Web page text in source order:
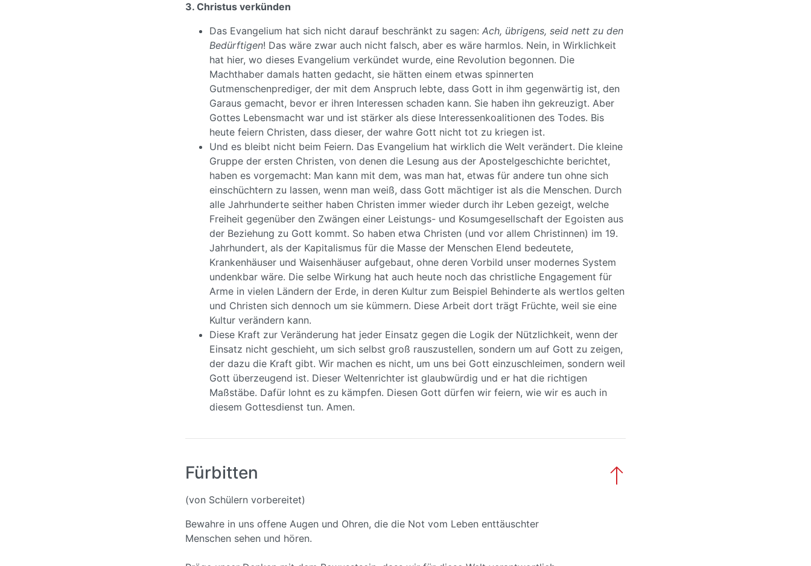
3. Christus verkünden
Das Evangelium hat sich nicht darauf beschränkt zu sagen: Ach, übrigens, seid nett zu den
Bedürftigen! Das wäre zwar auch nicht falsch, aber es wäre harmlos. Nein, in Wirklichkeit
hat hier, wo dieses Evangelium verkündet wurde, eine Revolution begonnen. Die
Machthaber damals hatten gedacht, sie hätten einem etwas spinnerten
Gutmenschenprediger, der mit dem Anspruch lebte, dass Gott in ihm gegenwärtig ist, den
Garaus gemacht, bevor er ihren Interessen schaden kann. Sie haben ihn gekreuzigt. Aber
Gottes Lebensmacht war und ist stärker als diese Interessenkoalitionen des Todes. Bis
heute feiern Christen, dass dieser, der wahre Gott nicht tot zu kriegen ist.
Und es bleibt nicht beim Feiern. Das Evangelium hat wirklich die Welt verändert. Die kleine
Gruppe der ersten Christen, von denen die Lesung aus der Apostelgeschichte berichtet,
haben es vorgemacht: Man kann mit dem, was man hat, etwas für andere tun ohne sich
einschüchtern zu lassen, wenn man weiß, dass Gott mächtiger ist als die Menschen. Durch
alle Jahrhunderte seither haben Christen immer wieder durch ihr Leben gezeigt, welche
Freiheit gegenüber den Zwängen einer Leistungs- und Kosumgesellschaft der Egoisten aus
der Beziehung zu Gott kommt. So haben etwa Christen (und vor allem Christinnen) im 19.
Jahrhundert, als der Kapitalismus für die Masse der Menschen Elend bedeutete,
Krankenhäuser und Waisenhäuser aufgebaut, ohne deren Vorbild unser modernes System
undenkbar wäre. Die selbe Wirkung hat auch heute noch das christliche Engagement für
Arme in vielen Ländern der Erde, in deren Kultur zum Beispiel Behinderte als wertlos gelten
und Christen sich dennoch um sie kümmern. Diese Arbeit dort trägt Früchte, weil sie eine
Kultur verändern kann.
Diese Kraft zur Veränderung hat jeder Einsatz gegen die Logik der Nützlichkeit, wenn der
Einsatz nicht geschieht, um sich selbst groß rauszustellen, sondern um auf Gott zu zeigen,
der dazu die Kraft gibt. Wir machen es nicht, um uns bei Gott einzuschleimen, sondern weil
Gott überzeugend ist. Dieser Weltenrichter ist glaubwürdig und er hat die richtigen
Maßstäbe. Dafür lohnt es zu kämpfen. Diesen Gott dürfen wir feiern, wie wir es auch in
diesem Gottesdienst tun. Amen.
Fürbitten
(von Schülern vorbereitet)
Bewahre in uns offene Augen und Ohren, die die Not vom Leben enttäuschter
Menschen sehen und hören.